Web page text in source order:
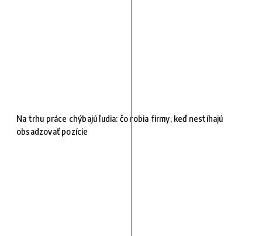
Na trhu práce chýbajú ľudia: čo robia firmy, keď nestíhajú
obsadzovať pozície